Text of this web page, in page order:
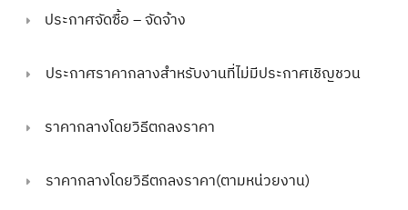
ประกาศจัดซื้อ – จัดจ้าง
ประกาศราคากลางสำหรับงานที่ไม่มีประกาศเชิญชวน
ราคากลางโดยวิธีตกลงราคา
ราคากลางโดยวิธีตกลงราคา(ตามหน่วยงาน)